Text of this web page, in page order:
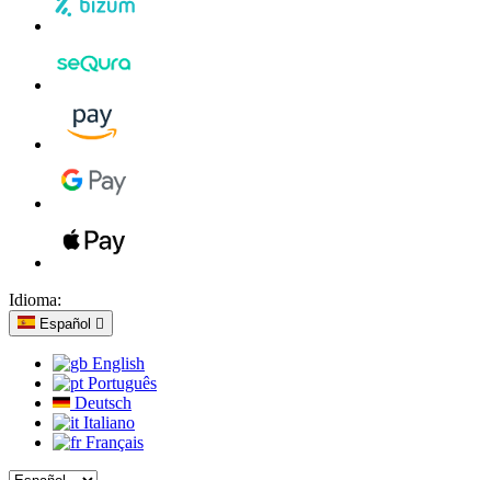
Idioma:
Español 
English
Português
Deutsch
Italiano
Français